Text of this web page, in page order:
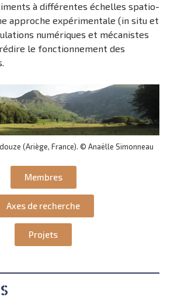
à différentes échelles spatio-
approche expérimentale (in situ et
numériques et mécanistes
le fonctionnement des
(Ariège, France). © Anaëlle Simonneau
Membres
Axes de recherche
Projets